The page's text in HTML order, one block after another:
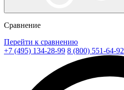
Сравнение
Перейти к сравнению
+7 (495) 134-28-99 8 (800) 551-64-92